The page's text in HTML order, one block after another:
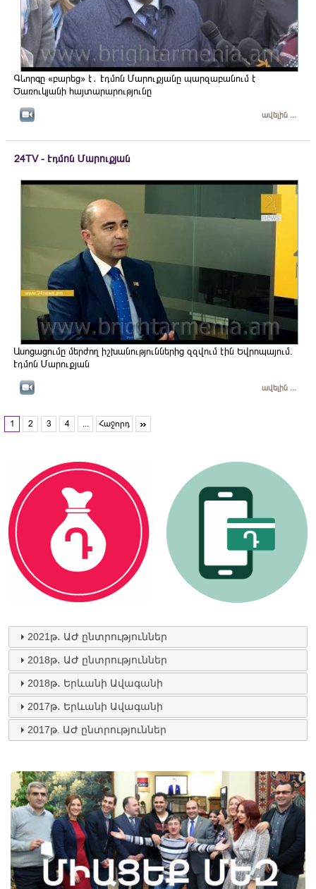
Գևորգը «բարեց» է․ Էդմոն Մարուքյանը պարզաբանում է
Ծառուկյանի հայտարարությունը
ավելին ...
24TV - Էդմոն Մարուքյան
Ասոցացումը մերժող իշխանություններից զզվում էին Եվրոպայում.
Էդմոն Մարուքյան
ավելին ...
1 2 3 4 ... Հաջորդ
2021թ․ ԱԺ ընտրություններ
2018թ․ ԱԺ ընտրություններ
2018թ․ Երևանի Ավագանի
2017թ․ Երևանի Ավագանի
2017թ. ԱԺ ընտրություններ